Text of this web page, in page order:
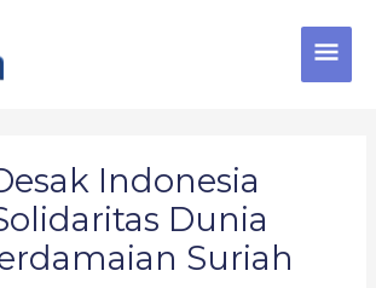
Indonesia
Dunia
Suriah